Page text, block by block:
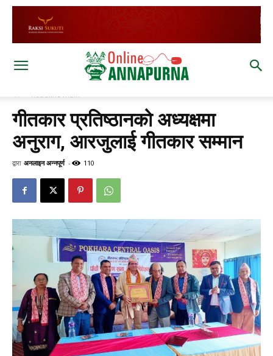
घर headline main
गीतकार प्रतिष्ठानको अध्यक्षमा
अनुराग, आरजुलाई गीतकार सम्मान
द्वारा अनलाइन अन्नपूर्ण - 110